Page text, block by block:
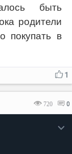
быть
родители
покупать в
1
720 0